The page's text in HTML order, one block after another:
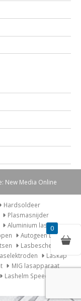
New Media Online
Hardsoldeer
Plasmasnijder
Aluminium lassen
Autogeen Lasset
Lasbescherming
Laskap
MIG lasapparaat
Lashelm Speedglas
0